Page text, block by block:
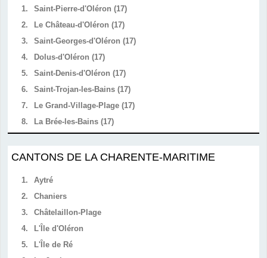
1.
Saint-Pierre-d'Oléron (17)
2.
Le Château-d'Oléron (17)
3.
Saint-Georges-d'Oléron (17)
4.
Dolus-d'Oléron (17)
5.
Saint-Denis-d'Oléron (17)
6.
Saint-Trojan-les-Bains (17)
7.
Le Grand-Village-Plage (17)
8.
La Brée-les-Bains (17)
CANTONS DE LA CHARENTE-MARITIME
1.
Aytré
2.
Chaniers
3.
Châtelaillon-Plage
4.
L'Île d'Oléron
5.
L'Île de Ré